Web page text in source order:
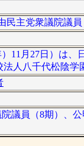
主党衆議院議員
11月27日）は、
人八千代松陰学
議員（8期）、